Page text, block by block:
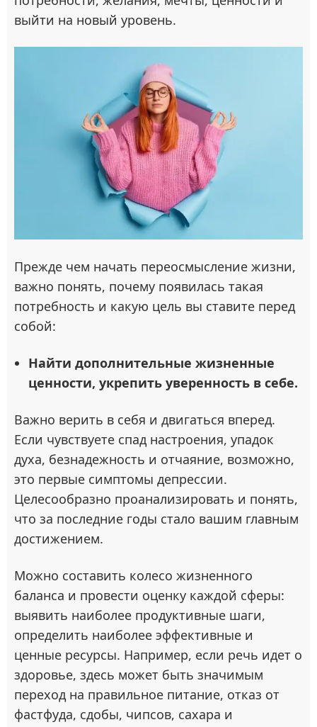
выйти на новый уровень.
Прежде чем начать переосмысление жизни,
важно понять, почему появилась такая
потребность и какую цель вы ставите перед
собой:
Найти дополнительные жизненные
ценности, укрепить уверенность в себе.
Важно верить в себя и двигаться вперед.
Если чувствуете спад настроения, упадок
духа, безнадежность и отчаяние, возможно,
это первые симптомы депрессии.
Целесообразно проанализировать и понять,
что за последние годы стало вашим главным
достижением.
Можно составить колесо жизненного
баланса и провести оценку каждой сферы:
выявить наиболее продуктивные шаги,
определить наиболее эффективные и
ценные ресурсы. Например, если речь идет о
здоровье, здесь может быть значимым
переход на правильное питание, отказ от
фастфуда, сдобы, чипсов, сахара и